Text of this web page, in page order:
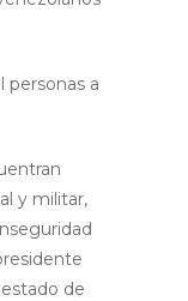
personas a
y militar,
de